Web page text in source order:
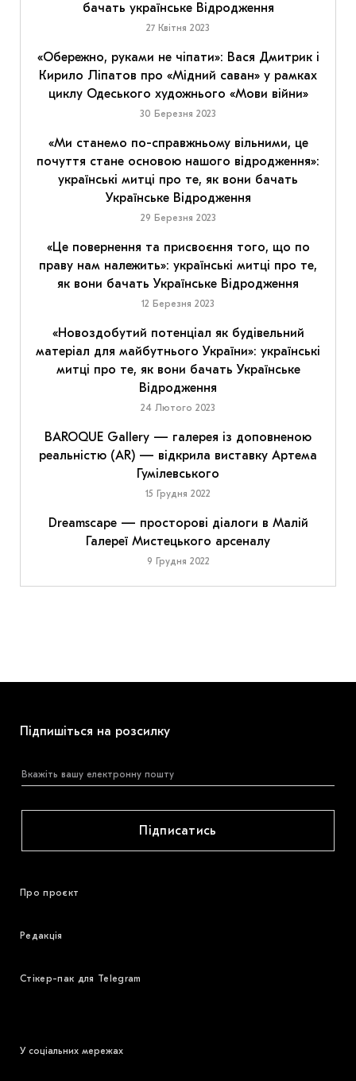
бачать українське Відродження
27 Квітня 2023
«Обережно, руками не чіпати»: Вася Дмитрик і
Кирило Ліпатов про «Мідний саван» у рамках
циклу Одеського художнього «Мови війни»
30 Березня 2023
«Ми станемо по-справжньому вільними, це
почуття стане основою нашого відродження»:
українські митці про те, як вони бачать
Українське Відродження
29 Березня 2023
«Це повернення та присвоєння того, що по
праву нам належить»: українські митці про те,
як вони бачать Українське Відродження
12 Березня 2023
«Новоздобутий потенціал як будівельний
матеріал для майбутнього України»: українські
митці про те, як вони бачать Українське
Відродження
24 Лютого 2023
BAROQUE Gallery — галерея із доповненою
реальністю (AR) — відкрила виставку Артема
Гумілевського
15 Грудня 2022
Dreamscape — просторові діалоги в Малій
Галереї Мистецького арсеналу
9 Грудня 2022
Підпишіться на розсилку
Підписатись
Про проєкт
Редакція
Стікер-пак для Telegram
У соціальних мережах